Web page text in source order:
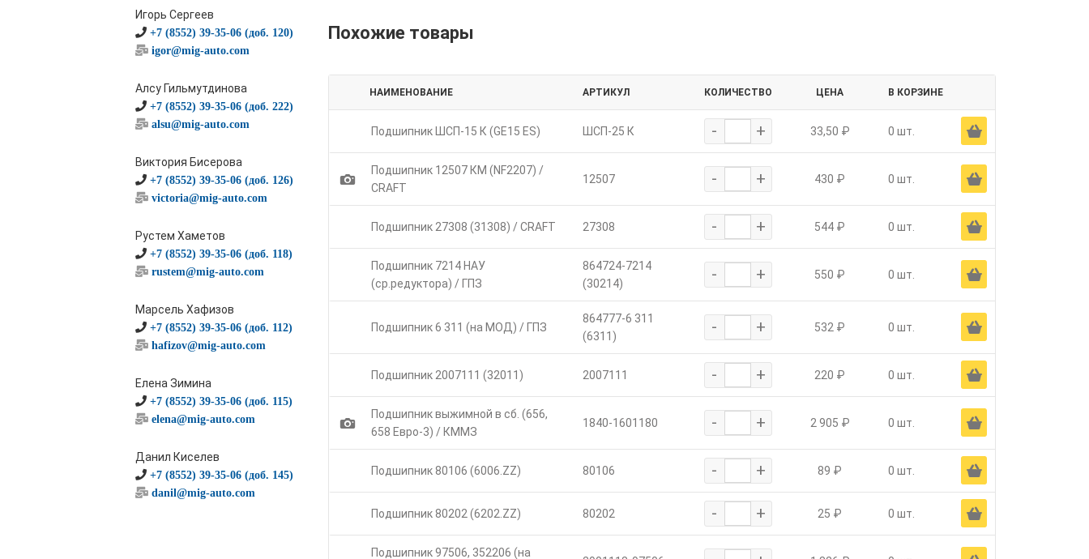
Игорь Сергеев
+7 (8552) 39-35-06 (доб. 120)
igor@mig-auto.com
Алсу Гильмутдинова
+7 (8552) 39-35-06 (доб. 222)
alsu@mig-auto.com
Виктория Бисерова
+7 (8552) 39-35-06 (доб. 126)
victoria@mig-auto.com
Рустем Хаметов
+7 (8552) 39-35-06 (доб. 118)
rustem@mig-auto.com
Марсель Хафизов
+7 (8552) 39-35-06 (доб. 112)
hafizov@mig-auto.com
Елена Зимина
+7 (8552) 39-35-06 (доб. 115)
elena@mig-auto.com
Данил Киселев
+7 (8552) 39-35-06 (доб. 145)
danil@mig-auto.com
Похожие товары
НАИМЕНОВАНИЕ АРТИКУЛ КОЛИЧЕСТВО ЦЕНА В КОРЗИНЕ
Подшипник ШСП-15 К (GE15 ES) ШСП-25 К - + 33,50 ₽ 0 шт. Ä
1
Подшипник 12507 КМ (NF2207) /
CRAFT
12507 - + 430 ₽ 0 шт. Ä
Подшипник 27308 (31308) / CRAFT 27308 - + 544 ₽ 0 шт. Ä
Подшипник 7214 НАУ
(ср.редуктора) / ГПЗ
864724-7214
(30214)
- + 550 ₽ 0 шт. Ä
Подшипник 6 311 (на МОД) / ГПЗ
864777-6 311
(6311)
- + 532 ₽ 0 шт. Ä
Подшипник 2007111 (32011) 2007111 - + 220 ₽ 0 шт. Ä
1
Подшипник выжимной в сб. (656,
658 Евро-3) / КММЗ
1840-1601180 - + 2 905 ₽ 0 шт. Ä
Подшипник 80106 (6006.ZZ) 80106 - + 89 ₽ 0 шт. Ä
Подшипник 80202 (6202.ZZ) 80202 - + 25 ₽ 0 шт. Ä
Подшипник 97506, 352206 (на